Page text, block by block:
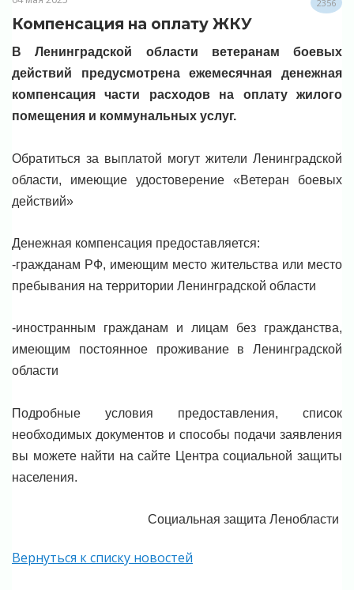
2356
Компенсация на оплату ЖКУ
В Ленинградской области ветеранам боевых
действий предусмотрена ежемесячная денежная
компенсация части расходов на оплату жилого
помещения и коммунальных услуг.
Обратиться за выплатой могут жители Ленинградской
области, имеющие удостоверение «Ветеран боевых
действий»
Денежная компенсация предоставляется:
-гражданам РФ, имеющим место жительства или место
пребывания на территории Ленинградской области
-иностранным гражданам и лицам без гражданства,
имеющим постоянное проживание в Ленинградской
области
Подробные условия предоставления, список
необходимых документов и способы подачи заявления
вы можете найти на сайте Центра социальной защиты
населения.
Социальная защита Ленобласти
Вернуться к списку новостей